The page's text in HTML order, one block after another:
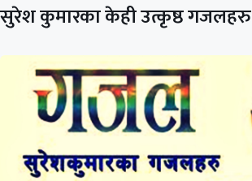
सुरेश कुमारका केही उत्कृष्ठ गजलहरु